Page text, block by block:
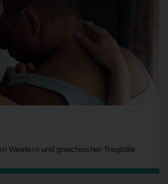
Western und griechischer Tragödie